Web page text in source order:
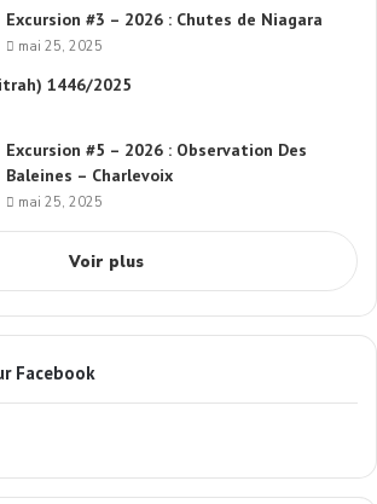
Excursion #3 – 2026 : Chutes de Niagara
mai 25, 2025
1446/2025
Excursion #5 – 2026 : Observation Des
Baleines – Charlevoix
mai 25, 2025
Voir plus
Facebook